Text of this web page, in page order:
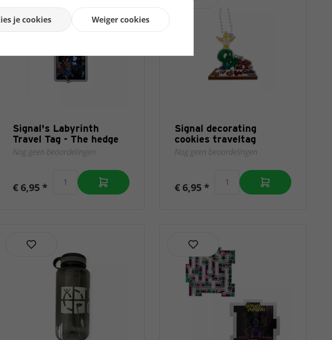
Signal's Labyrinth
Travel Tag - The hedge
Nog geen beoordelingen
€ 6,95 *
Signal decorating
cookies traveltag
Nog geen beoordelingen
€ 6,95 *
je cookies Weiger cookies